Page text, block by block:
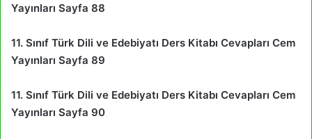
Yayınları Sayfa 88
11. Sınıf Türk Dili ve Edebiyatı Ders Kitabı Cevapları Cem
Yayınları Sayfa 89
11. Sınıf Türk Dili ve Edebiyatı Ders Kitabı Cevapları Cem
Yayınları Sayfa 90